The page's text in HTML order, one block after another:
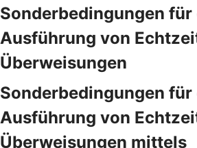
Sonderbedingungen für
Ausführung von
Überweisungen
Sonderbedingungen für
Ausführung von
Überweisungen mittels